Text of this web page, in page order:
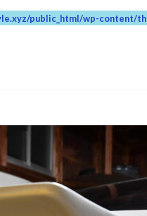
public_html/wp-content/